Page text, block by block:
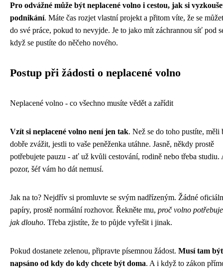
Pro odvážné může být neplacené volno i cestou, jak si
podnikání. Máte čas rozjet vlastní projekt a přitom víte, že se
do své práce, pokud to nevyjde. Je to jako mít záchrannou síť pod
když se pustíte do něčeho nového.
Postup při žádosti o neplacené volno
Neplacené volno - co všechno musíte vědět a zařídit
Vzít si neplacené volno není jen tak. Než se do toho pustíte, měli
dobře zvážit, jestli to vaše peněženka utáhne. Jasně, někdy prostě
potřebujete pauzu - ať už kvůli cestování, rodině nebo třeba studiu.
pozor, šéf vám ho dát nemusí.
Jak na to? Nejdřív si promluvte se svým nadřízeným. Žádné
papíry, prostě normální rozhovor. Řekněte mu, proč volno
jak dlouho. Třeba zjistíte, že to půjde vyřešit i jinak.
Pokud dostanete zelenou, připravte písemnou žádost. Musí tam
napsáno od kdy do kdy chcete být doma. A i když to zákon